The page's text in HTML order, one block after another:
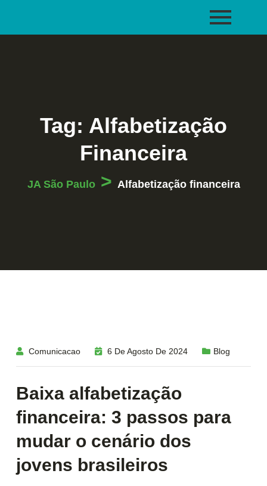
Tag: Alfabetização
Financeira
JA São Paulo> Alfabetização financeira
Comunicacao 6 De Agosto De 2024 Blog
Baixa alfabetização
financeira: 3 passos para
mudar o cenário dos
jovens brasileiros